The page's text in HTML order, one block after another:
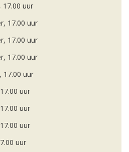
17.00 uur
17.00 uur
17.00 uur
17.00 uur
17.00 uur
uur
uur
uur
uur